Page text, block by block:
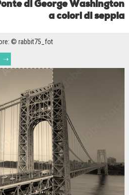
di George Washington
a colori di seppia
© rabbit75_fot